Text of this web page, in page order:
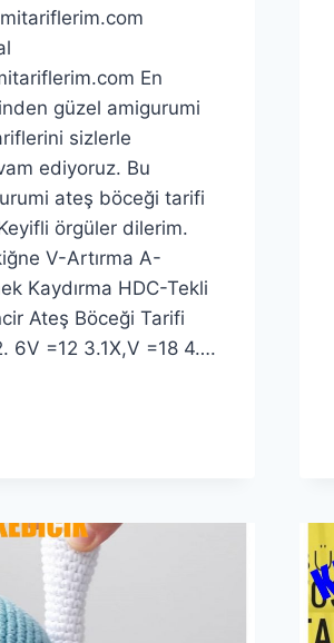
En
güzel amigurumi
sizlerle
ediyoruz. Bu
ateş böceği tarifi
örgüler dilerim.
V-Artırma A-
Kaydırma HDC-Tekli
Ateş Böceği Tarifi
6V =12 3.1X,V =18 4….